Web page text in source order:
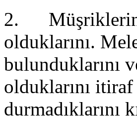
2. Müşriklerin
olduklarını.
bulunduklarını
olduklarını
durmadıklarını